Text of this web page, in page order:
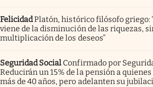
FelicidadPlatón, histórico filósofo griego:
viene de la disminución de las riquezas,
multiplicación de los deseos”
Seguridad Social Confirmado por
Reducirán un 15% de la pensión a
más de 40 años, pero adelanten su